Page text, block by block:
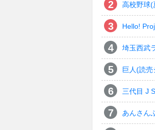
高校野球(
Hello!
埼玉西武
巨人(読売
三代目 J
あんさん